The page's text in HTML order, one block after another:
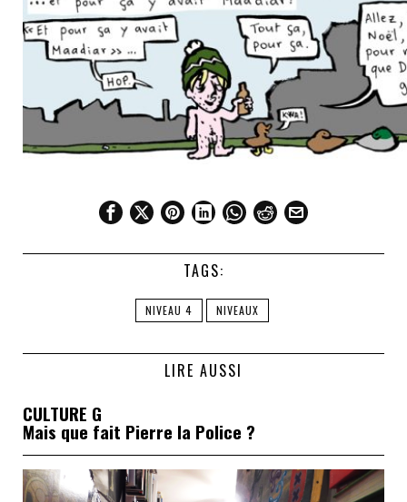
TAGS:
NIVEAU 4 NIVEAUX
LIRE AUSSI
CULTURE G
Mais que fait Pierre la Police ?